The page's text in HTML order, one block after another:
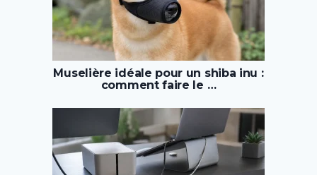
Muselière idéale pour un shiba inu :
comment faire le …